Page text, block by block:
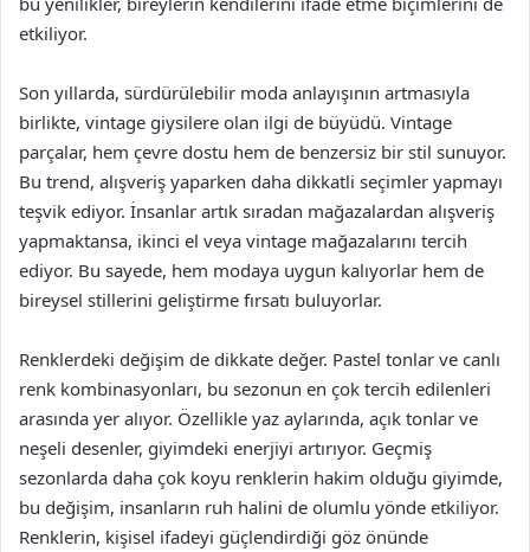
etkiliyor.
Son yıllarda, sürdürülebilir moda anlayışının artmasıyla
birlikte, vintage giysilere olan ilgi de büyüdü. Vintage
parçalar, hem çevre dostu hem de benzersiz bir stil sunuyor.
Bu trend, alışveriş yaparken daha dikkatli seçimler yapmayı
teşvik ediyor. İnsanlar artık sıradan mağazalardan alışveriş
yapmaktansa, ikinci el veya vintage mağazalarını tercih
ediyor. Bu sayede, hem modaya uygun kalıyorlar hem de
bireysel stillerini geliştirme fırsatı buluyorlar.
Renklerdeki değişim de dikkate değer. Pastel tonlar ve canlı
renk kombinasyonları, bu sezonun en çok tercih edilenleri
arasında yer alıyor. Özellikle yaz aylarında, açık tonlar ve
neşeli desenler, giyimdeki enerjiyi artırıyor. Geçmiş
sezonlarda daha çok koyu renklerin hakim olduğu giyimde,
bu değişim, insanların ruh halini de olumlu yönde etkiliyor.
Renklerin, kişisel ifadeyi güçlendirdiği göz önünde